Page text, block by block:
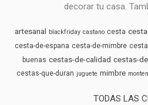
decorar tu casa.
artesanal blackfriday castano cesta
cesta-de-espana cesta-de-mimbre
buenas cestas-de-calidad cestas-
cestas-que-duran juguete mimbre
TODAS LAS